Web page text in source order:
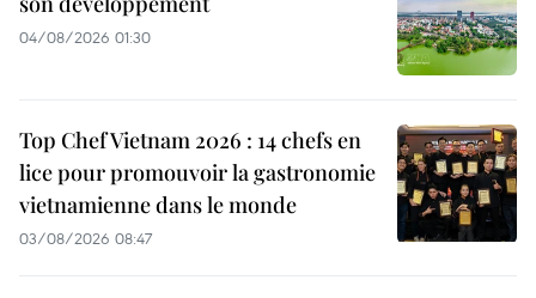
04/08/2026 01:30
Top Chef Vietnam 2026 : 14 chefs en
lice pour promouvoir la gastronomie
vietnamienne dans le monde
03/08/2026 08:47